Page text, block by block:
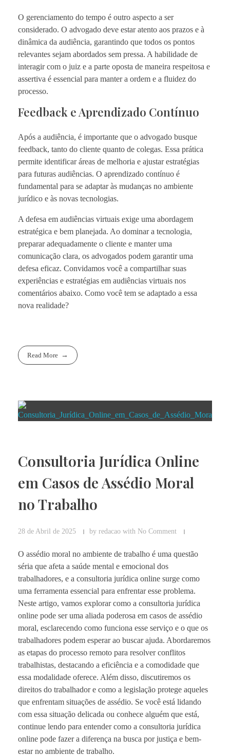
O gerenciamento do tempo é outro aspecto a ser
considerado. O advogado deve estar atento aos prazos e à
dinâmica da audiência, garantindo que todos os pontos
relevantes sejam abordados sem pressa. A habilidade de
interagir com o juiz e a parte oposta de maneira respeitosa e
assertiva é essencial para manter a ordem e a fluidez do
processo.
Feedback e Aprendizado Contínuo
Após a audiência, é importante que o advogado busque
feedback, tanto do cliente quanto de colegas. Essa prática
permite identificar áreas de melhoria e ajustar estratégias
para futuras audiências. O aprendizado contínuo é
fundamental para se adaptar às mudanças no ambiente
jurídico e às novas tecnologias.
A defesa em audiências virtuais exige uma abordagem
estratégica e bem planejada. Ao dominar a tecnologia,
preparar adequadamente o cliente e manter uma
comunicação clara, os advogados podem garantir uma
defesa eficaz. Convidamos você a compartilhar suas
experiências e estratégias em audiências virtuais nos
comentários abaixo. Como você tem se adaptado a essa
nova realidade?
Read More
Consultoria Jurídica Online
em Casos de Assédio Moral
no Trabalho
28 de Abril de 2025 by redacao with No Comment
O assédio moral no ambiente de trabalho é uma questão
séria que afeta a saúde mental e emocional dos
trabalhadores, e a consultoria jurídica online surge como
uma ferramenta essencial para enfrentar esse problema.
Neste artigo, vamos explorar como a consultoria jurídica
online pode ser uma aliada poderosa em casos de assédio
moral, esclarecendo como funciona esse serviço e o que os
trabalhadores podem esperar ao buscar ajuda. Abordaremos
as etapas do processo remoto para resolver conflitos
trabalhistas, destacando a eficiência e a comodidade que
essa modalidade oferece. Além disso, discutiremos os
direitos do trabalhador e como a legislação protege aqueles
que enfrentam situações de assédio. Se você está lidando
com essa situação delicada ou conhece alguém que está,
continue lendo para entender como a consultoria jurídica
online pode fazer a diferença na busca por justiça e bem-
estar no ambiente de trabalho.